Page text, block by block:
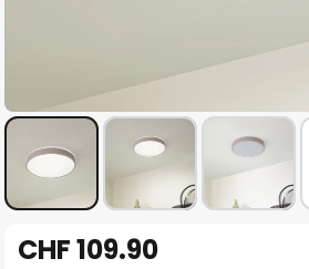
Anfang
CHF 109.90